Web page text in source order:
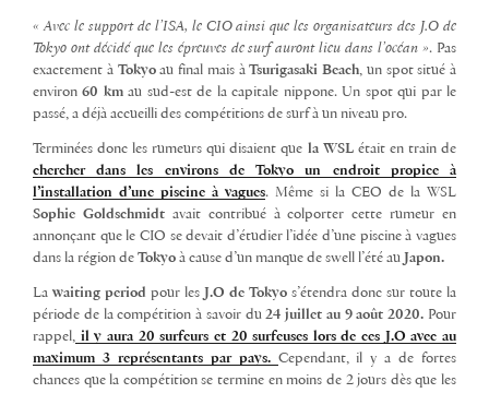
« Avec le support de l’ISA, le CIO ainsi que les organisateurs des J.O de
Tokyo ont décidé que les épreuves de surf auront lieu dans l’océan ». Pas
exactement àTokyoau final mais àTsurigasaki Beach, un spot situé à
environ 60 kmau sud-est de la capitale nippone. Un spot qui par le
passé, a déjà accueilli des compétitions de surf à un niveau pro.
Terminées donc les rumeurs qui disaient que la WSLétait en train de
chercher dans les environs de Tokyo un endroit propice à
l’installation d’une piscine à vagues. Même si la CEO de la WSL
Sophie Goldschmidtavait contribué à colporter cette rumeur en
annonçant que le CIO se devait d’étudier l’idée d’une piscine à vagues
dans la région de Tokyo à cause d’un manque de swell l’été au Japon.
La waiting period pour les J.O de Tokyo s’étendra donc sur toute la
période de la compétition à savoir du24 juillet au 9 août 2020. Pour
rappel, il y aura 20 surfeurs et 20 surfeuses lors de ces J.O avec au
maximum 3 représentants par pays. Cependant, il y a de fortes
chances que la compétition se termine en moins de 2 jours dès que les